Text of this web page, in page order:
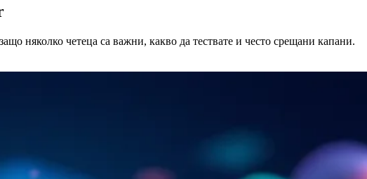
няколко четеца са важни, какво да тествате и често срещани капани.